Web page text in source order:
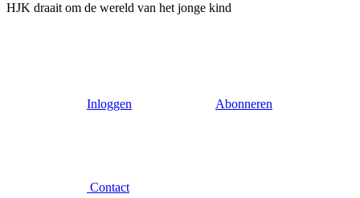
HJK draait om de wereld van het jonge kind
Inloggen Abonneren
Contact